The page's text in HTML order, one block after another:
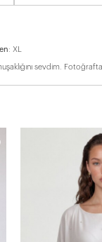
: XL
sevdim.